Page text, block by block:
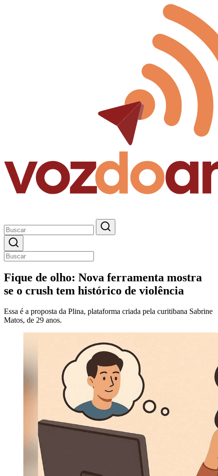
Fique de olho: Nova ferramenta mostra
se o crush tem histórico de violência
Essa é a proposta da Plina, plataforma criada pela curitibana Sabrine
Matos, de 29 anos.